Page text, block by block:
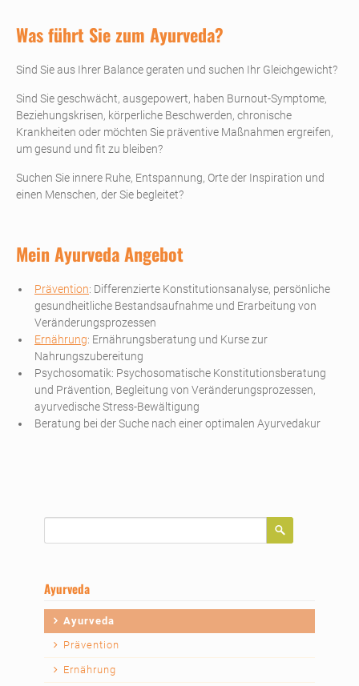
Was führt Sie zum Ayurveda?
Sind Sie aus Ihrer Balance geraten und suchen Ihr Gleichgewicht?
Sind Sie geschwächt, ausgepowert, haben Burnout-Symptome,
Beziehungskrisen, körperliche Beschwerden, chronische
Krankheiten oder möchten Sie präventive Maßnahmen ergreifen,
um gesund und fit zu bleiben?
Suchen Sie innere Ruhe, Entspannung, Orte der Inspiration und
einen Menschen, der Sie begleitet?
Mein Ayurveda Angebot
Prävention: Differenzierte Konstitutionsanalyse, persönliche
gesundheitliche Bestandsaufnahme und Erarbeitung von
Veränderungsprozessen
Ernährung: Ernährungsberatung und Kurse zur
Nahrungszubereitung
Psychosomatik: Psychosomatische Konstitutionsberatung
und Prävention, Begleitung von Veränderungsprozessen,
ayurvedische Stress-Bewältigung
Beratung bei der Suche nach einer optimalen Ayurvedakur
Ayurveda
Navigation
überspringen
Ayurveda
Prävention
Ernährung